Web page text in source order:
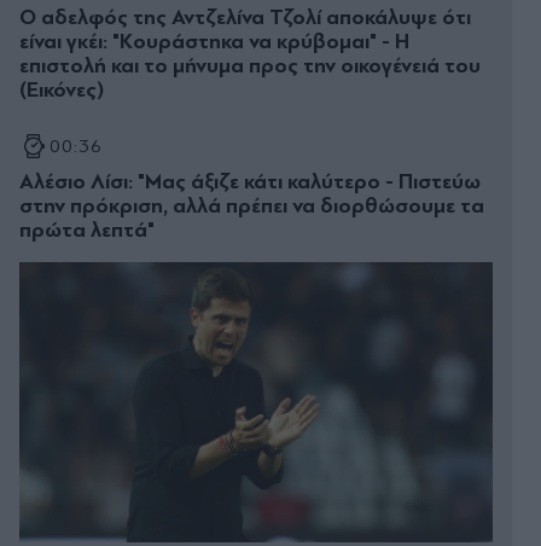
Ο αδελφός της Αντζελίνα Τζολί αποκάλυψε ότι
είναι γκέι: "Κουράστηκα να κρύβομαι" - Η
επιστολή και το μήνυμα προς την οικογένειά του
(Εικόνες)
00:36
Αλέσιο Λίσι: "Μας άξιζε κάτι καλύτερο - Πιστεύω
στην πρόκριση, αλλά πρέπει να διορθώσουμε τα
πρώτα λεπτά"